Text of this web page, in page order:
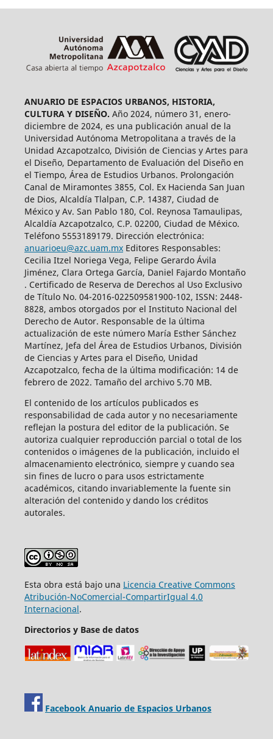
ANUARIO DE ESPACIOS URBANOS, HISTORIA,
CULTURA Y DISEÑO. Año 2024, número 31, enero-
diciembre de 2024, es una publicación anual de la
Universidad Autónoma Metropolitana a través de la
Unidad Azcapotzalco, División de Ciencias y Artes para
el Diseño, Departamento de Evaluación del Diseño en
el Tiempo, Área de Estudios Urbanos. Prolongación
Canal de Miramontes 3855, Col. Ex Hacienda San Juan
de Dios, Alcaldía Tlalpan, C.P. 14387, Ciudad de
México y Av. San Pablo 180, Col. Reynosa Tamaulipas,
Alcaldía Azcapotzalco, C.P. 02200, Ciudad de México.
Teléfono 5553189179. Dirección electrónica:
anuarioeu@azc.uam.mxEditores Responsables:
Cecilia Itzel Noriega Vega, Felipe Gerardo Ávila
Jiménez, Clara Ortega García, Daniel Fajardo Montaño
. Certificado de Reserva de Derechos al Uso Exclusivo
de Título No. 04-2016-022509581900-102, ISSN: 2448-
8828, ambos otorgados por el Instituto Nacional del
Derecho de Autor. Responsable de la última
actualización de este número María Esther Sánchez
Martínez, Jefa del Área de Estudios Urbanos, División
de Ciencias y Artes para el Diseño, Unidad
Azcapotzalco, fecha de la última modificación: 14 de
febrero de 2022. Tamaño del archivo 5.70 MB.
El contenido de los artículos publicados es
responsabilidad de cada autor y no necesariamente
reflejan la postura del editor de la publicación. Se
autoriza cualquier reproducción parcial o total de los
contenidos o imágenes de la publicación, incluido el
almacenamiento electrónico, siempre y cuando sea
sin fines de lucro o para usos estrictamente
académicos, citando invariablemente la fuente sin
alteración del contenido y dando los créditos
autorales.
Esta obra está bajo una Licencia Creative Commons
Atribución-NoComercial-CompartirIgual 4.0
Internacional.
Directorios y Base de datos
Facebook Anuario de Espacios Urbanos